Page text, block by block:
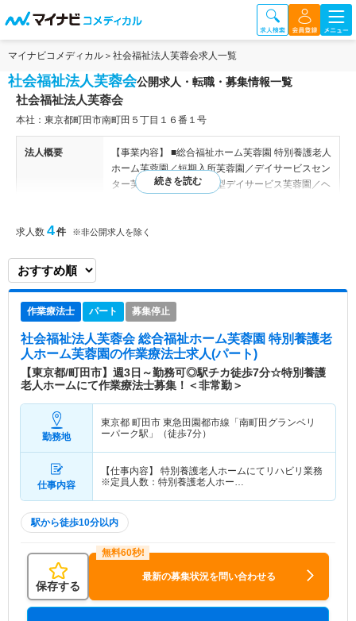
マイナビコメディカル 社会福祉法人芙蓉会求人一覧
社会福祉法人芙蓉会公開求人・転職・募集情報一覧
社会福祉法人芙蓉会
本社：東京都町田市南町田５丁目１６番１号
法人概要
【事業内容】 ■総合福祉ホーム芙蓉園 特別養護老人
ホーム芙蓉園／短期入所芙蓉園／デイサービスセン
ター芙蓉園／認知症対応型デイサービス芙蓉園／ヘ
上総園 特別養護老人ホーム上総園／多床式特別養
サービスセンター／上総在宅介護支援センター
【関連施設】 総合福祉ホーム芙蓉園／総合福祉ホ
特色
社会福祉法人芙蓉会は昭和39年に設立、特別養護
老人ホームをはじめ、ショートステイ、デイサービ
ス、居宅介護支援事業所、ヘルパーステーション、
高齢者支援センターなど複数の事業を展開されてい
る法人です。 「老人は国の宝」を心情とし、利用
者様が楽しく毎日笑顔で過ごせるよう支援提供に取
り組んでいらっしゃいます。
求人数 4件 ※非公開求人を除く
作業療法士 パート 募集停止
社会福祉法人芙蓉会 総合福祉ホーム芙蓉園 特別養護老
人ホーム芙蓉園の作業療法士求人(パート)
【東京都/町田市】週3日～勤務可◎駅チカ徒歩7分☆特別養護
老人ホームにて作業療法士募集！＜非常勤＞
勤務地
東京都 町田市 東急田園都市線「南町田グランベリ
ーパーク駅」（徒歩7分）
仕事内容
【仕事内容】 特別養護老人ホームにてリハビリ業務
※定員人数：特別養護老人ホー…
駅から徒歩10分以内
保存する
最新の募集状況を問い合わせる